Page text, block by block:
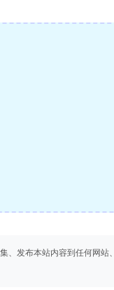
、发布本站内容到任何网站